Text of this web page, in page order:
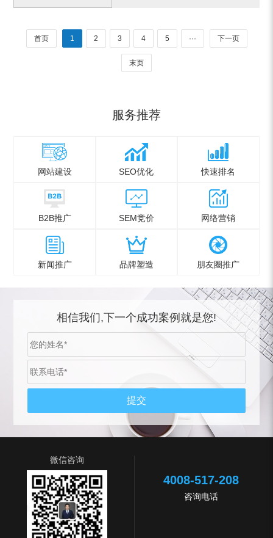
首页 1 2 3 4 5 ··· 下一页
末页
服务推荐
网站建设 SEO优化 快速排名
B2B推广 SEM竞价 网络营销
新闻推广 品牌塑造 朋友圈推广
相信我们,下一个成功案例就是您!
微信咨询
4008-517-208
咨询电话